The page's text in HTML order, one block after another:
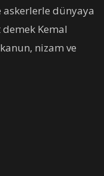
dünyaya
Kemal
nizam ve